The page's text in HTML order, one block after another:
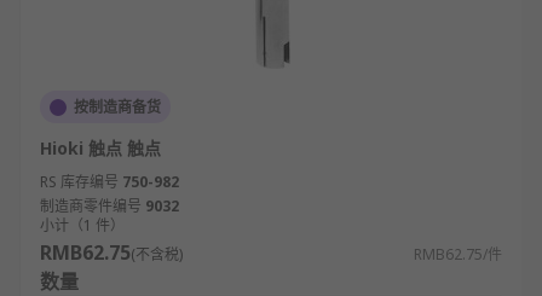
按制造商备货
Hioki 触点 触点
RS 库存编号 750-982
制造商零件编号 9032
小计（1 件）
RMB62.75(不含税) RMB62.75/件
数量